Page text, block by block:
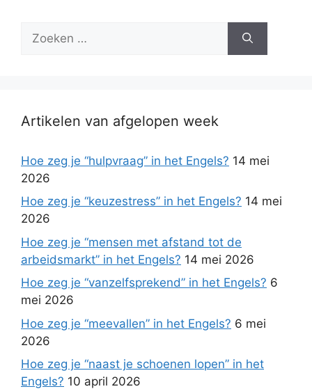
naar:
Artikelen van afgelopen week
Hoe zeg je “hulpvraag” in het Engels? 14 mei
2026
Hoe zeg je “keuzestress” in het Engels? 14 mei
2026
Hoe zeg je “mensen met afstand tot de
arbeidsmarkt” in het Engels? 14 mei 2026
Hoe zeg je “vanzelfsprekend” in het Engels? 6
mei 2026
Hoe zeg je “meevallen” in het Engels? 6 mei
2026
Hoe zeg je “naast je schoenen lopen” in het
Engels? 10 april 2026